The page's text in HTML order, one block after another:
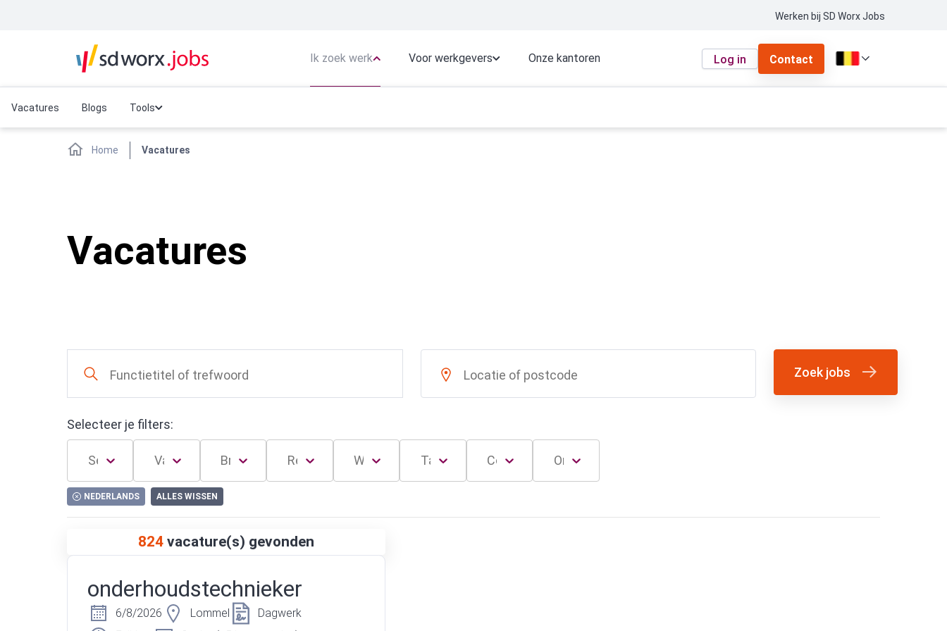
Werken bij SD Worx Jobs
Ik zoek werk
Vacatures Blogs Tools
Voor werkgevers Onze kantoren Log in Contact
Home Vacatures
Vacatures
Zoek jobs
Selecteer je filters:
NEDERLANDS ALLES WISSEN
824 vacature(s) gevonden
onderhoudstechnieker
6/8/2026 Lommel
Dagwerk